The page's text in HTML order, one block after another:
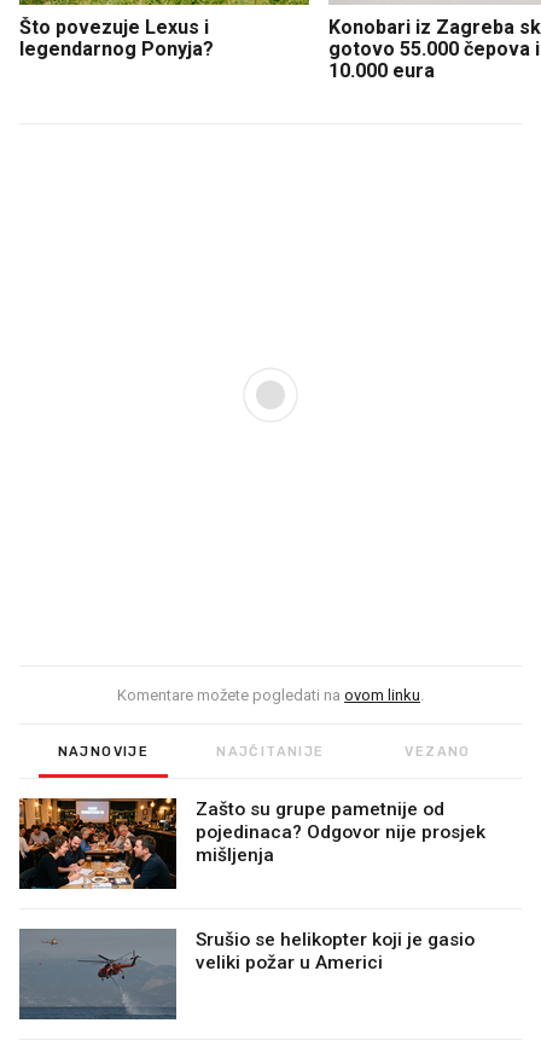
Što povezuje Lexus i
legendarnog Ponyja?
Konobari iz Zagreba
gotovo 55.000 čepova
10.000 eura
Komentare možete pogledati na ovom linku.
NAJNOVIJE NAJČITANIJE VEZANO
Zašto su grupe pametnije od
pojedinaca? Odgovor nije prosjek
mišljenja
Srušio se helikopter koji je gasio
veliki požar u Americi